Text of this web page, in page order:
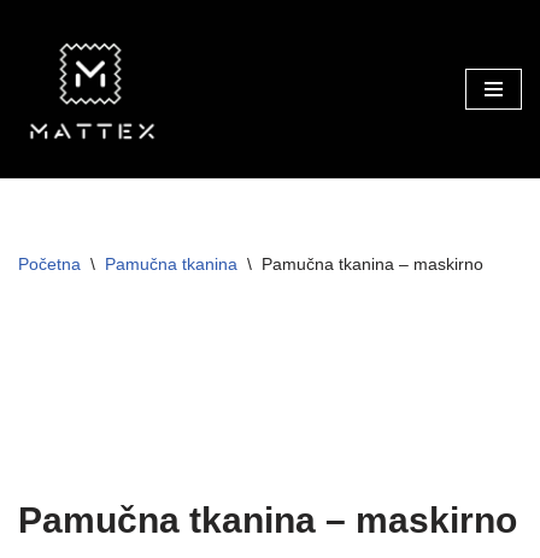
content
Početna \ Pamučna tkanina \ Pamučna tkanina – maskirno
Pamučna tkanina – maskirno